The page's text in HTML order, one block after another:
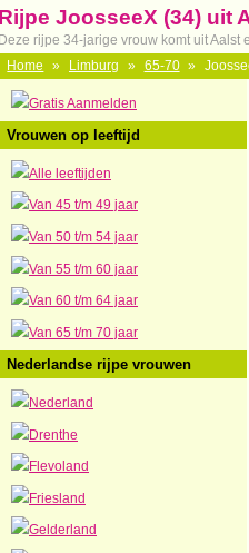
Rijpe JoosseeX (34) uit
Deze rijpe 34-jarige vrouw komt uit
Home
» Limburg » 65-70 »
Gratis Aanmelden
Vrouwen op leeftijd
Alle leeftijden
Van 45 t/m 49 jaar
Van 50 t/m 54 jaar
Van 55 t/m 60 jaar
Van 60 t/m 64 jaar
Van 65 t/m 70 jaar
Nederlandse rijpe vrouwen
Nederland
Drenthe
Flevoland
Friesland
Gelderland